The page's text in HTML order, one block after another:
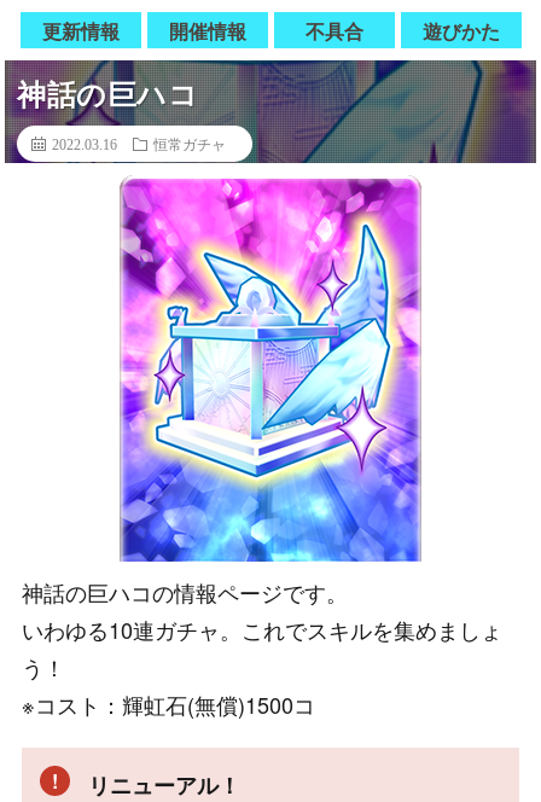
更新情報 開催情報 不具合 遊びかた
神話の巨ハコ
2022.03.16 恒常ガチャ
神話の巨ハコの情報ページです。
いわゆる10連ガチャ。これでスキルを集めましょ
う！
※コスト：輝虹石(無償)1500コ
リニューアル！